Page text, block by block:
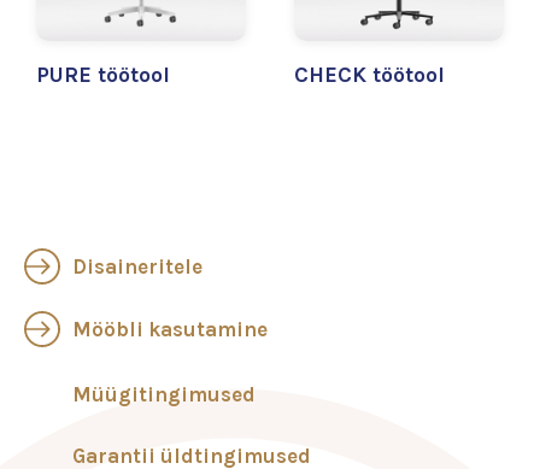
PURE töötool CHECK töötool
Disaineritele
Mööbli kasutamine
Müügitingimused
Garantii üldtingimused